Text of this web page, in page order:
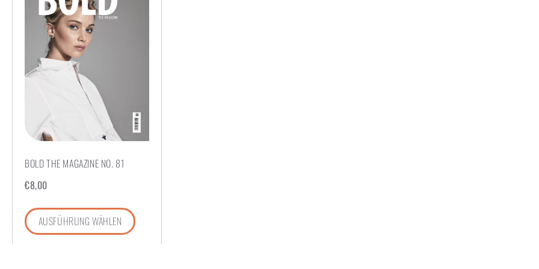
BOLD THE MAGAZINE NO. 81
€8,00
AUSFÜHRUNG WÄHLEN